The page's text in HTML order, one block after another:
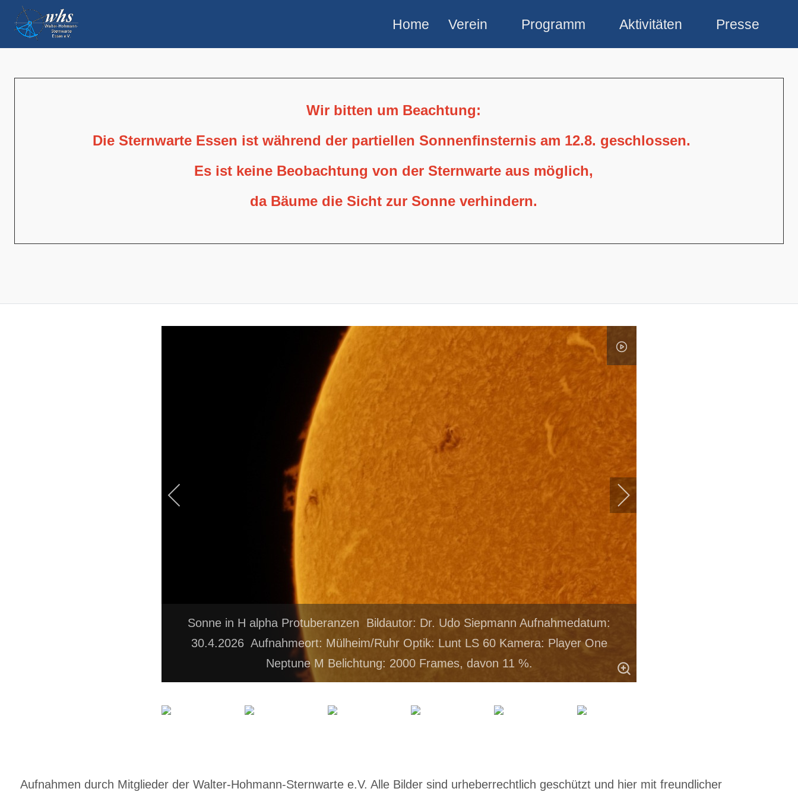
Home Verein Programm Aktivitäten Presse
Wir bitten um Beachtung:
Die Sternwarte Essen ist während der partiellen Sonnenfinsternis am 12.8. geschlossen.
Es ist keine Beobachtung von der Sternwarte aus möglich,
da Bäume die Sicht zur Sonne verhindern.
Sonne in H alpha Protuberanzen Bildautor: Dr. Udo Siepmann Aufnahmedatum:
30.4.2026 Aufnahmeort: Mülheim/Ruhr Optik: Lunt LS 60 Kamera: Player One
Neptune M Belichtung: 2000 Frames, davon 11 %.
Aufnahmen durch Mitglieder der Walter-Hohmann-Sternwarte e.V. Alle Bilder sind urheberrechtlich geschützt und hier mit freundlicher